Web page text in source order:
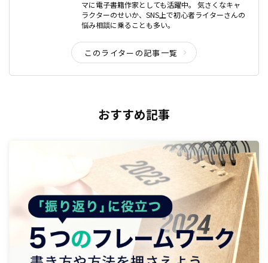
マに電子書籍作家としても活躍中。 気さくなキャ
ラクターのせいか、SNS上で初心者ライターさんの
悩み相談に乗ることも多い。
このライターの記事一覧
おすすめ記事